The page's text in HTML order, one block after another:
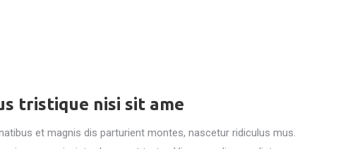
tristique nisi sit ame
et magnis dis parturient montes, nascetur ridiculus mus.